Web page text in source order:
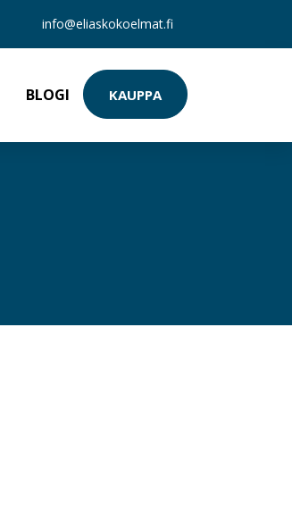
info@eliaskokoelmat.fi
BLOGI KAUPPA